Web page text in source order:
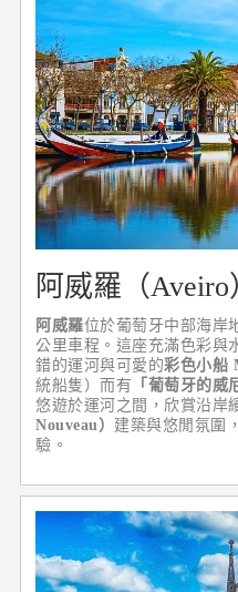
阿威羅（Aveiro
阿威羅位於葡萄牙中部海岸
公里車程。這座充滿色彩與
錯的運河與可愛的彩色小船
統船隻）而有 「葡萄牙的威
悠遊於運河之間，欣賞沿岸
Nouveau） 建築與悠閒氛圍
驗。